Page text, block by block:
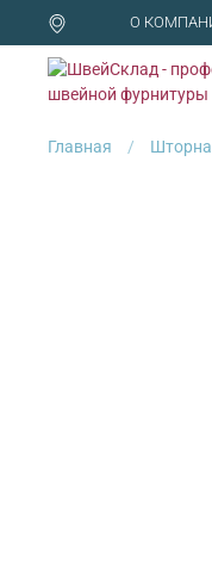
О
Главная